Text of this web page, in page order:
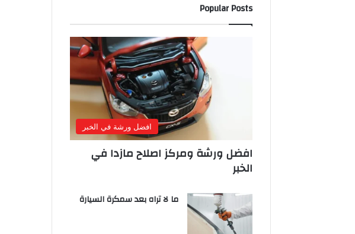
Popular Posts
افضل ورشة في الخبر
افضل ورشة ومركز اصلاح مازدا في
الخبر
ما لا تراه بعد سمكرة السيارة